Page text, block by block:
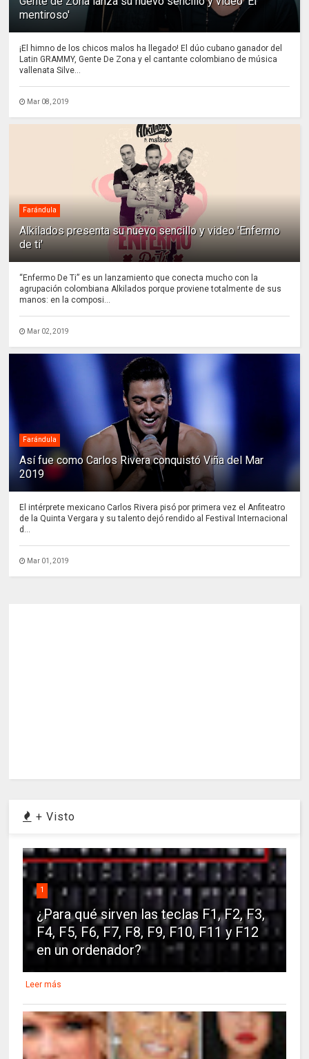
mentiroso'
¡El himno de los chicos malos ha llegado! El dúo cubano ganador del
Latin GRAMMY, Gente De Zona y el cantante colombiano de música
vallenata Silve...
Mar 08, 2019
Farándula
Alkilados presenta su nuevo sencillo y video 'Enfermo
de ti'
“Enfermo De Ti” es un lanzamiento que conecta mucho con la
agrupación colombiana Alkilados porque proviene totalmente de sus
manos: en la composi...
Mar 02, 2019
Farándula
Así fue como Carlos Rivera conquistó Viña del Mar
2019
El intérprete mexicano Carlos Rivera pisó por primera vez el Anfiteatro
de la Quinta Vergara y su talento dejó rendido al Festival Internacional
d...
Mar 01, 2019
+ Visto
1
¿Para qué sirven las teclas F1, F2, F3,
F4, F5, F6, F7, F8, F9, F10, F11 y F12
en un ordenador?
Leer más